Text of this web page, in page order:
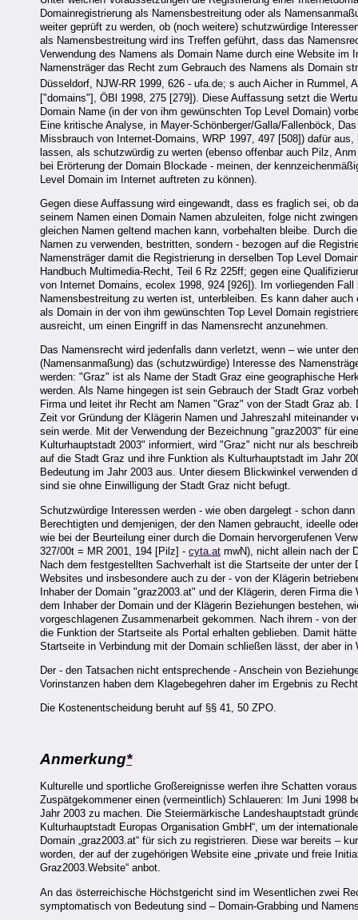
Domainregistrierung als Namensbestreitung oder als
weiter geprüft zu werden, ob (noch weitere) schutzwürdige
als Namensbestreitung wird ins Treffen geführt, dass das
Verwendung des Namens als Domain Name durch eine Website
Namensträger das Recht zum Gebrauch des Namens als Domain
Düsseldorf, NJW-RR 1999, 626 - ufa.de; s auch Aicher in Rummel,
["domains"], ÖBl 1998, 275 [279]). Diese Auffassung setzt die
Domain Name (in der von ihm gewünschten Top Level Domain)
Eine kritische Analyse, in Mayer-Schönberger/Galla/Fallenböck,
Missbrauch von Internet-Domains, WRP 1997, 497 [508]) dafür
lassen, als schutzwürdig zu werten (ebenso offenbar auch Pilz,
bei Erörterung der Domain Blockade - meinen, der
Level Domain im Internet auftreten zu können).
Gegen diese Auffassung wird eingewandt, dass es fraglich sei, ob
seinem Namen einen Domain Namen abzuleiten, folge nicht
gleichen Namen geltend machen kann, vorbehalten bleibe. Durch
Namen zu verwenden, bestritten, sondern - bezogen auf die
Namensträger damit die Registrierung in derselben Top Level
Handbuch Multimedia-Recht, Teil 6 Rz 225ff; gegen eine
von Internet Domains, ecolex 1998, 924 [926]). Im vorliegenden
Namensbestreitung zu werten ist, unterbleiben. Es kann daher
als Domain in der von ihm gewünschten Top Level Domain
ausreicht, um einen Eingriff in das Namensrecht anzunehmen.
Das Namensrecht wird jedenfalls dann verletzt, wenn – wie unter
(Namensanmaßung) das (schutzwürdige) Interesse des
werden: "Graz" ist als Name der Stadt Graz eine geographische
werden. Als Name hingegen ist sein Gebrauch der Stadt Graz
Firma und leitet ihr Recht am Namen "Graz" von der Stadt Graz
Zeit vor Gründung der Klägerin Namen und Jahreszahl
sein werde. Mit der Verwendung der Bezeichnung "graz2003" für
Kulturhauptstadt 2003" informiert, wird "Graz" nicht nur als
auf die Stadt Graz und ihre Funktion als Kulturhauptstadt im Jahr
Bedeutung im Jahr 2003 aus. Unter diesem Blickwinkel
sind sie ohne Einwilligung der Stadt Graz nicht befugt.
Schutzwürdige Interessen werden - wie oben dargelegt - schon
Berechtigten und demjenigen, der den Namen gebraucht, ideelle
wie bei der Beurteilung einer durch die Domain hervorgerufenen
327/00t = MR 2001, 194 [Pilz] - cyta.at mwN), nicht allein nach der
Nach dem festgestellten Sachverhalt ist die Startseite der unter
Websites und insbesondere auch zu der - von der Klägerin
Inhaber der Domain "graz2003.at" und der Klägerin, deren Firma
dem Inhaber der Domain und der Klägerin Beziehungen bestehen,
vorgeschlagenen Zusammenarbeit gekommen. Nach ihrem - von
die Funktion der Startseite als Portal erhalten geblieben. Damit
Startseite in Verbindung mit der Domain schließen lässt, der aber in
Der - den Tatsachen nicht entsprechende - Anschein von
Vorinstanzen haben dem Klagebegehren daher im Ergebnis zu
Die Kostenentscheidung beruht auf §§ 41, 50 ZPO.
Anmerkung*
Kulturelle und sportliche Großereignisse werfen ihre Schatten
Zuspätgekommener einen (vermeintlich) Schlaueren: Im Juni 1998
Jahr 2003 zu machen. Die Steiermärkische Landeshauptstadt
Kulturhauptstadt Europas Organisation GmbH“, um der
Domain „graz2003.at“ für sich zu registrieren. Diese war bereits –
worden, der auf der zugehörigen Website eine „private und freie
Graz2003.Website“ anbot.
An das österreichische Höchstgericht sind im Wesentlichen zwei
symptomatisch von Bedeutung sind – Domain-Grabbing und